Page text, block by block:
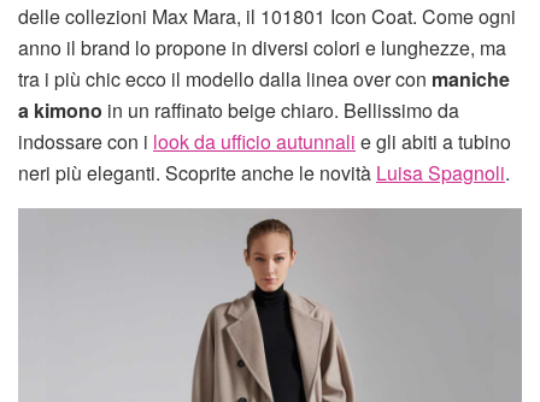
delle collezioni Max Mara, il 101801 Icon Coat. Come ogni
anno il brand lo propone in diversi colori e lunghezze, ma
tra i più chic ecco il modello dalla linea over con maniche
a kimono in un raffinato beige chiaro. Bellissimo da
indossare con i look da ufficio autunnali e gli abiti a tubino
neri più eleganti. Scoprite anche le novità Luisa Spagnoli.